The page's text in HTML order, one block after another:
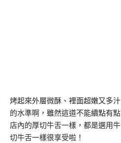
烤起來外層微酥、裡面超嫩又多
的水準啊，雖然這道不能續點有
店內的厚切牛舌一樣，都是選用
切牛舌一樣很享受啦！